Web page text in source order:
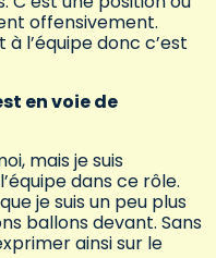
offensivement.
l’équipe donc c’est
en voie de
mais je suis
dans ce rôle.
je suis un peu plus
ballons devant. Sans
ainsi sur le